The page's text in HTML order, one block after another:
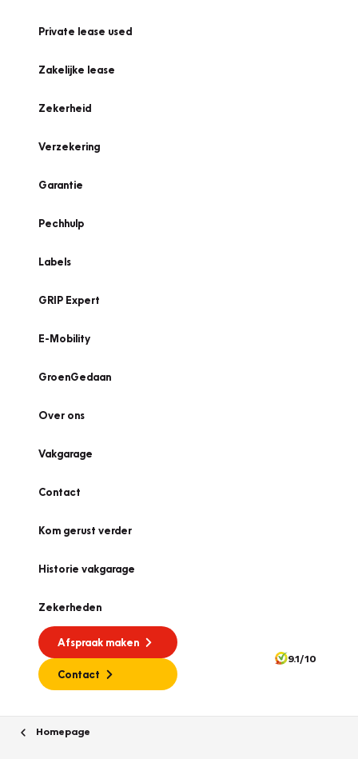
Private lease used
Zakelijke lease
Zekerheid
Verzekering
Garantie
Pechhulp
Labels
GRIP Expert
E-Mobility
GroenGedaan
Over ons
Vakgarage
Contact
Kom gerust verder
Historie vakgarage
Zekerheden
Afspraak maken
Contact
9.1/10
Homepage